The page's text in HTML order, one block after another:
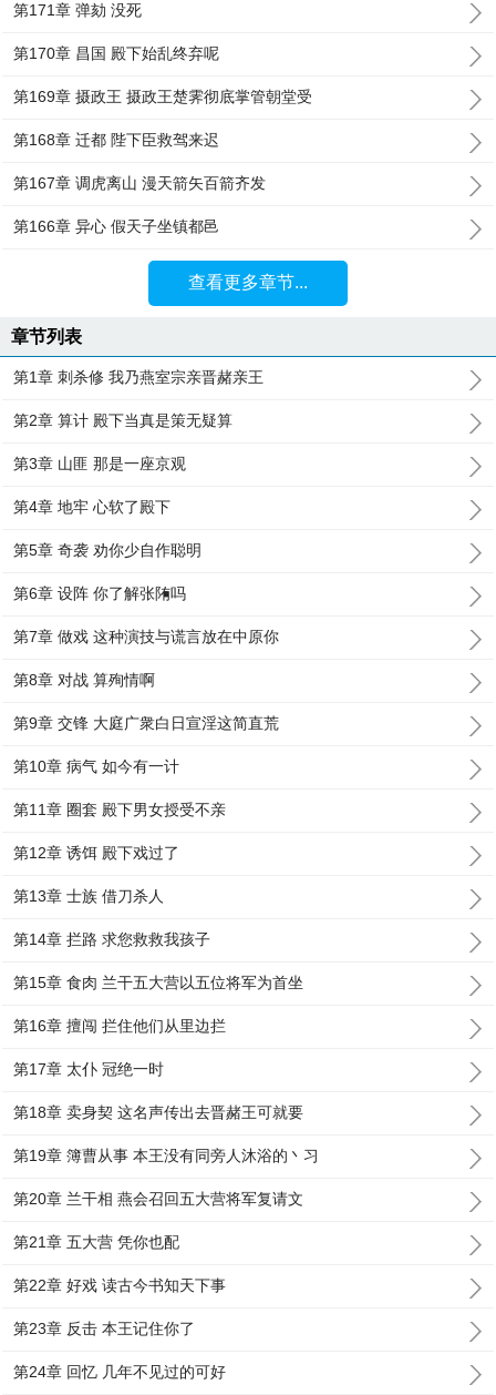
第171章 弹劾 没死
第170章 昌国 殿下始乱终弃呢
第169章 摄政王 摄政王楚霁彻底掌管朝堂受
第168章 迁都 陛下臣救驾来迟
第167章 调虎离山 漫天箭矢百箭齐发
第166章 异心 假天子坐镇都邑
查看更多章节...
章节列表
第1章 刺杀修 我乃燕室宗亲晋赭亲王
第2章 算计 殿下当真是策无疑算
第3章 山匪 那是一座京观
第4章 地牢 心软了殿下
第5章 奇袭 劝你少自作聪明
第6章 设阵 你了解张陏吗
第7章 做戏 这种演技与谎言放在中原你
第8章 对战 算殉情啊
第9章 交锋 大庭广衆白日宣淫这简直荒
第10章 病气 如今有一计
第11章 圈套 殿下男女授受不亲
第12章 诱饵 殿下戏过了
第13章 士族 借刀杀人
第14章 拦路 求您救救我孩子
第15章 食肉 兰干五大营以五位将军为首坐
第16章 擅闯 拦住他们从里边拦
第17章 太仆 冠绝一时
第18章 卖身契 这名声传出去晋赭王可就要
第19章 簿曹从事 本王没有同旁人沐浴的丶习
第20章 兰干相 燕会召回五大营将军复请文
第21章 五大营 凭你也配
第22章 好戏 读古今书知天下事
第23章 反击 本王记住你了
第24章 回忆 几年不见过的可好